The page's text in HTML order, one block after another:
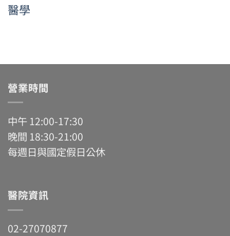
醫學
營業時間
中午 12:00-17:30
晚間 18:30-21:00
每週日與國定假日公休
醫院資訊
02-27070877